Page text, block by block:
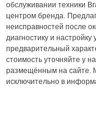
обслуживании техники
центром бренда.
неисправностей после
диагностику и
предварительный
стоимость уточняйте у
размещённым на сайте.
исключительно в